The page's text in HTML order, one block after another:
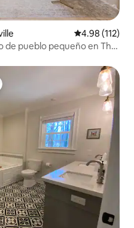
Calificación
4.98 (112)
de pueblo pequeño en The